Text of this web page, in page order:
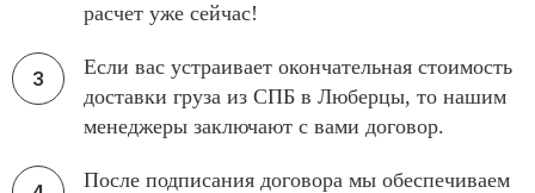
расчет уже сейчас!
Если вас устраивает окончательная стоимость
доставки груза из СПБ в Люберцы, то нашим
менеджеры заключают с вами договор.
После подписания договора мы обеспечиваем